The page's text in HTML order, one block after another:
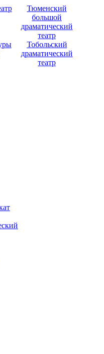
Тюменский
большой
драматический
театр
Тобольский
драматический
театр